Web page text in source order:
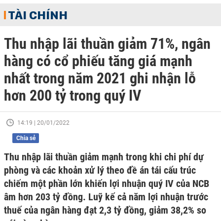
TÀI CHÍNH
Thu nhập lãi thuần giảm 71%, ngân
hàng có cổ phiếu tăng giá mạnh
nhất trong năm 2021 ghi nhận lỗ
hơn 200 tỷ trong quý IV
14:19 | 20/01/2022
Chia sẻ
Thu nhập lãi thuần giảm mạnh trong khi chi phí dự
phòng và các khoản xử lý theo đề án tái cấu trúc
chiếm một phần lớn khiến lợi nhuận quý IV của NCB
âm hơn 203 tỷ đồng. Luỹ kế cả năm lợi nhuận trước
thuế của ngân hàng đạt 2,3 tỷ đồng, giảm 38,2% so